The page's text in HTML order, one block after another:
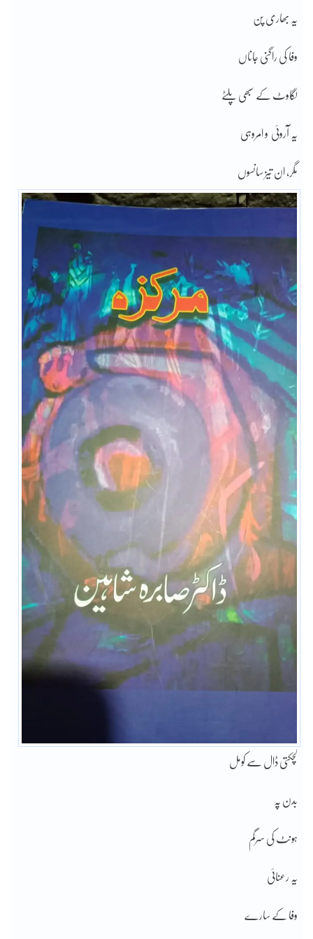
یہ بھاری پن
وفا کی راگنی جاناں
لگاوٹ کے سبھی پلٹے
یہ آروئی و امروہی
مگر، ان تیز سانسوں
لچکتی ڈال سے کومل
بدن پہ
ہونٹ کی سرگم
یہ رعنائی
وفا کے سارے